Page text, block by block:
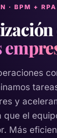
· BPM +
y
que el
Más